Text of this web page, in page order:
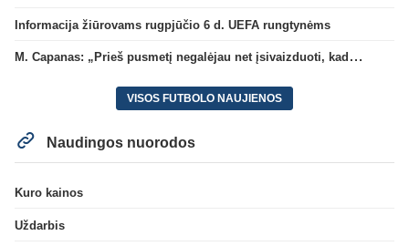
Informacija žiūrovams rugpjūčio 6 d. UEFA rungtynėms
M. Capanas: „Prieš pusmetį negalėjau net įsivaizduoti, kad žaisime prieš „Hajduk“
VISOS FUTBOLO NAUJIENOS
Naudingos nuorodos
Kuro kainos
Uždarbis